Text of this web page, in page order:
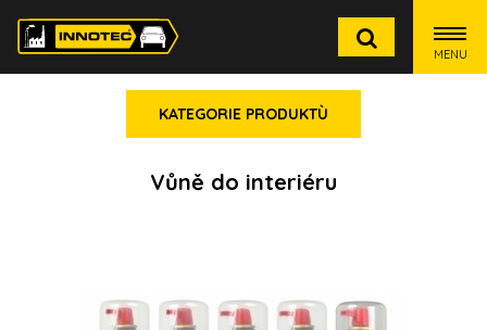
MENU
KATEGORIE PRODUKTÙ
Vůně do interiéru